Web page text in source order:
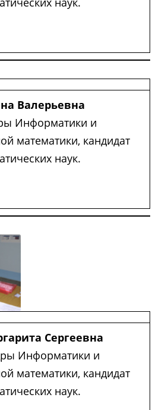
Валерьевна
Информатики и
математики, кандидат
наук.
Сергеевна
Информатики и
математики, кандидат
наук.